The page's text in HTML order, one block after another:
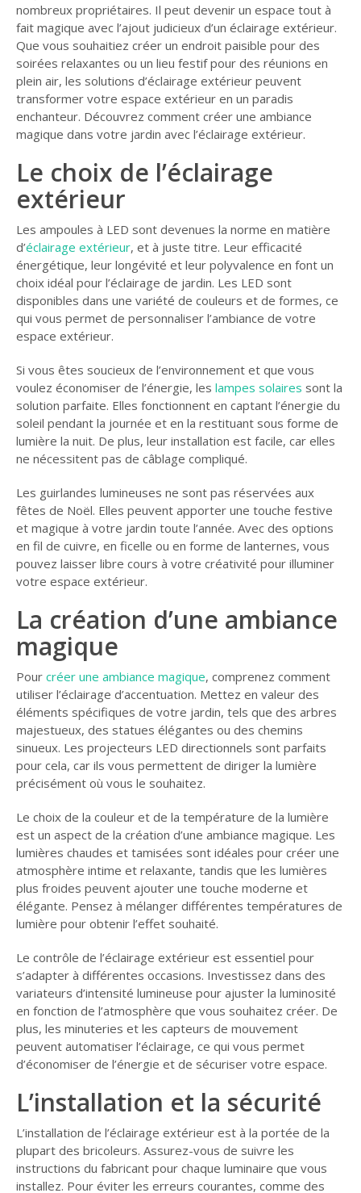
LIGNE JARDIN
INFO PAYSAGISTE
GUIDE JARDIN ET
PAYSAGE
GUIDE JARDIN
COMPAGNIE
nombreux propriétaires. Il peut devenir un espace tout à
fait magique avec l’ajout judicieux d’un éclairage extérieur.
Que vous souhaitiez créer un endroit paisible pour des
soirées relaxantes ou un lieu festif pour des réunions en
plein air, les solutions d’éclairage extérieur peuvent
transformer votre espace extérieur en un paradis
enchanteur. Découvrez comment créer une ambiance
magique dans votre jardin avec l’éclairage extérieur.
Le choix de l’éclairage
extérieur
Les ampoules à LED sont devenues la norme en matière
d’éclairage extérieur, et à juste titre. Leur efficacité
énergétique, leur longévité et leur polyvalence en font un
choix idéal pour l’éclairage de jardin. Les LED sont
disponibles dans une variété de couleurs et de formes, ce
qui vous permet de personnaliser l’ambiance de votre
espace extérieur.
Si vous êtes soucieux de l’environnement et que vous
voulez économiser de l’énergie, les lampes solaires sont la
solution parfaite. Elles fonctionnent en captant l’énergie du
soleil pendant la journée et en la restituant sous forme de
lumière la nuit. De plus, leur installation est facile, car elles
ne nécessitent pas de câblage compliqué.
Les guirlandes lumineuses ne sont pas réservées aux
fêtes de Noël. Elles peuvent apporter une touche festive
et magique à votre jardin toute l’année. Avec des options
en fil de cuivre, en ficelle ou en forme de lanternes, vous
pouvez laisser libre cours à votre créativité pour illuminer
votre espace extérieur.
La création d’une ambiance
magique
Pour créer une ambiance magique, comprenez comment
utiliser l’éclairage d’accentuation. Mettez en valeur des
éléments spécifiques de votre jardin, tels que des arbres
majestueux, des statues élégantes ou des chemins
sinueux. Les projecteurs LED directionnels sont parfaits
pour cela, car ils vous permettent de diriger la lumière
précisément où vous le souhaitez.
Le choix de la couleur et de la température de la lumière
est un aspect de la création d’une ambiance magique. Les
lumières chaudes et tamisées sont idéales pour créer une
atmosphère intime et relaxante, tandis que les lumières
plus froides peuvent ajouter une touche moderne et
élégante. Pensez à mélanger différentes températures de
lumière pour obtenir l’effet souhaité.
Le contrôle de l’éclairage extérieur est essentiel pour
s’adapter à différentes occasions. Investissez dans des
variateurs d’intensité lumineuse pour ajuster la luminosité
en fonction de l’atmosphère que vous souhaitez créer. De
plus, les minuteries et les capteurs de mouvement
peuvent automatiser l’éclairage, ce qui vous permet
d’économiser de l’énergie et de sécuriser votre espace.
L’installation et la sécurité
L’installation de l’éclairage extérieur est à la portée de la
plupart des bricoleurs. Assurez-vous de suivre les
instructions du fabricant pour chaque luminaire que vous
installez. Pour éviter les erreurs courantes, comme des